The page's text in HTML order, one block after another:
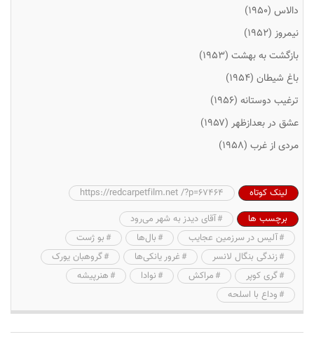
دالاس (۱۹۵۰)
نیمروز (۱۹۵۲)
بازگشت به بهشت (۱۹۵۳)
باغ شیطان (۱۹۵۴)
ترغیب دوستانه (۱۹۵۶)
عشق در بعدازظهر (۱۹۵۷)
مردی از غرب (۱۹۵۸)
لینک کوتاه
https://redcarpetfilm.net /?p=67464
برچسب ها
آقای دیدز به شهر می‌رود
آلیس در سرزمین عجایب
بال‌ها
بو ژست
زندگی بنگال لانسر
غرور یانکی‌ها
گروهبان یورک
گری کوپر
مراکش نوادا
هنرپیشه
وداع با اسلحه